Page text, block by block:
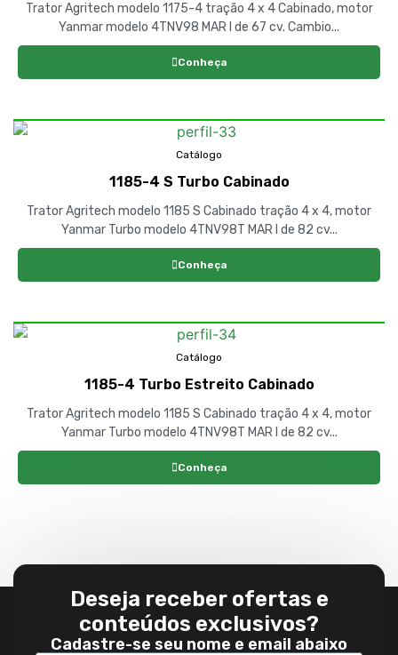
Trator Agritech modelo 1175-4 tração 4 x 4 Cabinado, motor
Yanmar modelo 4TNV98 MAR I de 67 cv. Cambio...
Conheça
Catálogo
1185-4 S Turbo Cabinado
Trator Agritech modelo 1185 S Cabinado tração 4 x 4, motor
Yanmar Turbo modelo 4TNV98T MAR I de 82 cv...
Conheça
Catálogo
1185-4 Turbo Estreito Cabinado
Trator Agritech modelo 1185 S Cabinado tração 4 x 4, motor
Yanmar Turbo modelo 4TNV98T MAR I de 82 cv...
Conheça
Deseja receber ofertas e
conteúdos exclusivos?
Cadastre-se seu nome e email abaixo